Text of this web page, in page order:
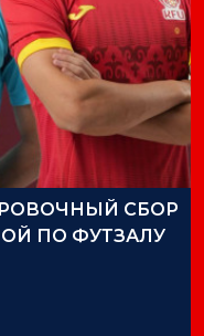
СБОР
ПО ФУТЗАЛУ